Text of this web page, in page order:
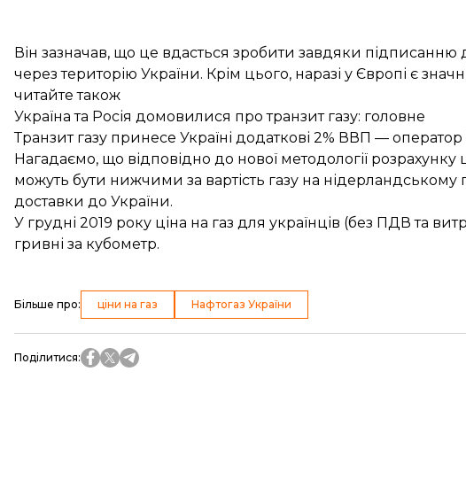
Він зазначав, що це вдасться зробити завдяки підписанню
через територію України. Крім цього, наразі у Європі є
читайте також
Україна та Росія домовилися про транзит газу: головне
Транзит газу принесе Україні додаткові 2% ВВП — оператор
Нагадаємо, що відповідно до нової методології розрахунку
можуть бути нижчими за вартість газу на нідерландському
доставки до України.
У грудні 2019 року ціна на газ для українців (без ПДВ та
гривні за кубометр.
Більше про: ціни на газ Нафтогаз України
Поділитися: